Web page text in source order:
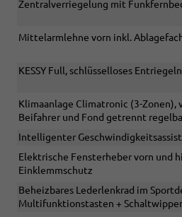
Zentralverriegelung mit
Mittelarmlehne vorn inkl.
KESSY Full, schlüsselloses
Klimaanlage Climatronic (3-Zonen),
Beifahrer und Fond getrennt
Intelligenter
Elektrische Fensterheber vorn und
Einklemmschutz
Beheizbares Lederlenkrad im
Multifunktionstasten +